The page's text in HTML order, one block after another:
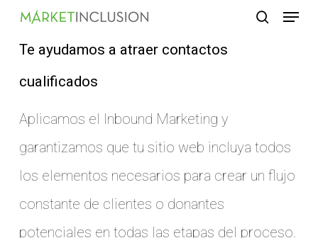
Skip
main
content
Menu
Te ayudamos a atraer contactos
cualificados
Aplicamos el Inbound Marketing y
garantizamos que tu sitio web incluya todos
los elementos necesarios para crear un flujo
constante de clientes o donantes
potenciales en todas las etapas del proceso.